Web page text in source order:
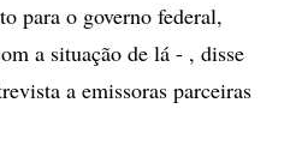
para o governo federal,
a situação de lá - , disse
a emissoras parceiras